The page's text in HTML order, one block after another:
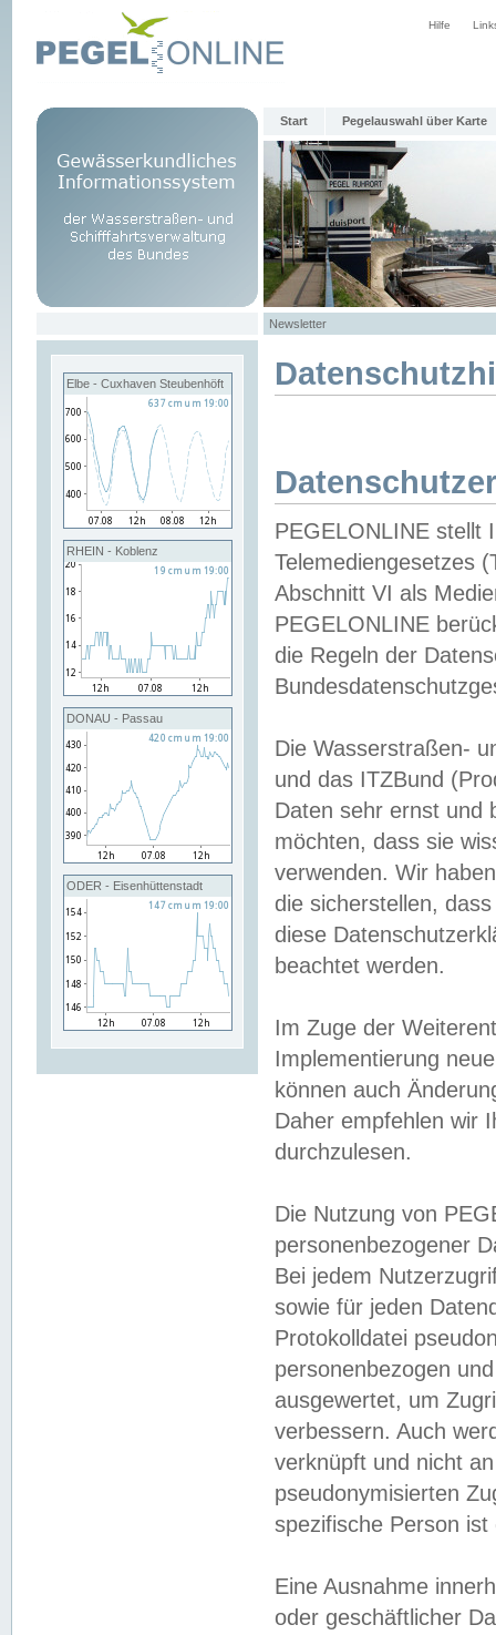
Hilfe
Start Pegelauswahl über Karte
Newsletter
Elbe - Cuxhaven Steubenhöft
RHEIN - Koblenz
DONAU - Passau
ODER - Eisenhüttenstadt
PEGELONLINE stellt
Telemediengesetzes
Abschnitt VI als
PEGELONLINE
die Regeln der
Die Wasserstraßen-
und das ITZBund
Daten sehr ernst und
möchten, dass sie
verwenden. Wir
die sicherstellen,
diese
beachtet werden.
Im Zuge der
Implementierung
können auch
Daher empfehlen wir
durchzulesen.
Die Nutzung von
personenbezogener
Bei jedem
sowie für jeden
Protokolldatei
personenbezogen
ausgewertet, um
verbessern. Auch
verknüpft und nicht
pseudonymisierten
spezifische Person
Eine Ausnahme
oder geschäftlicher